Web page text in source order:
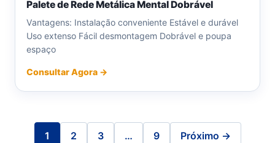
Palete de Rede Metálica Mental Dobrável
Vantagens: Instalação conveniente Estável e durável
Uso extenso Fácil desmontagem Dobrável e poupa
espaço
Consultar Agora →
1 2 3 … 9 Próximo →